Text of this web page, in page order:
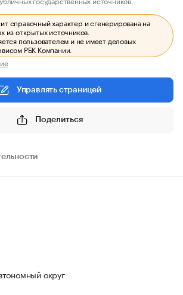
справочный характер и сгенерирована на
из открытых источников.
пользователем и не имеет деловых
РБК Компании.
Управлять страницей
Поделиться
округ